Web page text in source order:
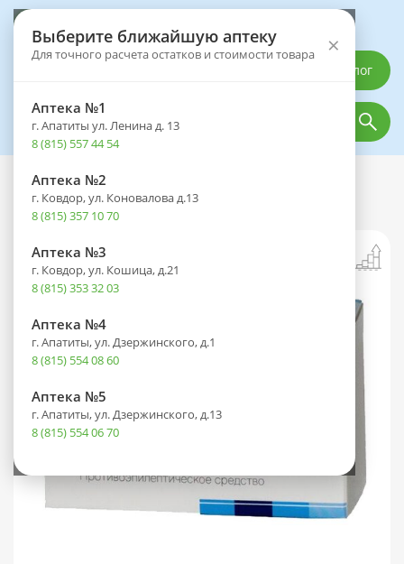
Выберите ближайшую аптеку
Для точного расчета остатков и стоимости товара ×
Аптека №1
г. Апатиты ул. Ленина д. 13
8 (815) 557 44 54
Аптека №2
г. Ковдор, ул. Коновалова д.13
8 (815) 357 10 70
Аптека №3
г. Ковдор, ул. Кошица, д.21
8 (815) 353 32 03
Аптека №4
г. Апатиты, ул. Дзержинского, д.1
8 (815) 554 08 60
Аптека №5
г. Апатиты, ул. Дзержинского, д.13
8 (815) 554 06 70
Каталог
Каталог Лекарственные препараты
Конвалис капс. 300мг №50